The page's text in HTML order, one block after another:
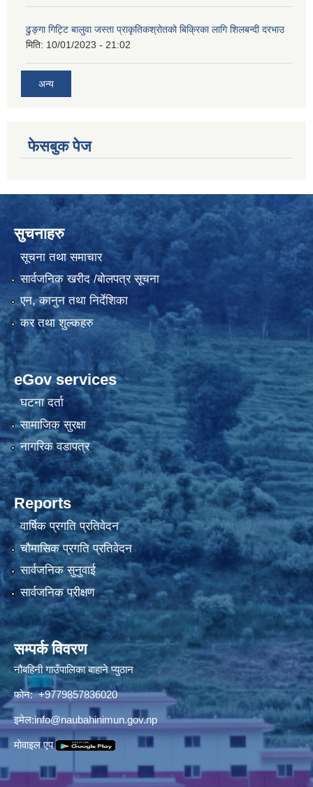
ढुङ्गा गिट्टि बालुवा जस्ता प्राकृतिकश्रोतको बिक्रिका लागि शिलबन्दी दरभाउ
मिति: 10/01/2023 - 21:02
अन्य
फेसबुक पेज
सुचनाहरु
सूचना तथा समाचार
सार्वजनिक खरीद /बोलपत्र सूचना
एन, कानुन तथा निर्देशिका
कर तथा शुल्कहरु
eGov services
घटना दर्ता
सामाजिक सुरक्षा
नागरिक वडापत्र
Reports
वार्षिक प्रगति प्रतिवेदन
चौमासिक प्रगति प्रतिवेदन
सार्वजनिक सुनुवाई
सार्वजनिक परीक्षण
सम्पर्क विवरण
नौबहिनी गाउँपालिका बाहाने प्युठान
फोन: +9779857836020
इमेल:info@naubahinimun.gov.np
माेवाइल एप